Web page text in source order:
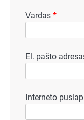
Vardas *
El. pašto
Interneto